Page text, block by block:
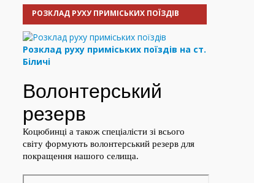
РОЗКЛАД РУХУ ПРИМІСЬКИХ ПОЇЗДІВ
Розклад руху приміських поїздів на ст.
Біличі